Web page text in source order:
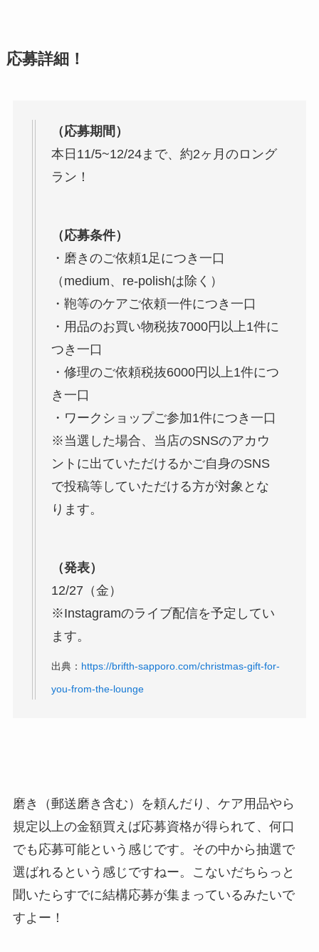
応募詳細！
（応募期間）
本日11/5~12/24まで、約2ヶ月のロング
ラン！
（応募条件）
・磨きのご依頼1足につき一口
（medium、re-polishは除く）
・鞄等のケアご依頼一件につき一口
・用品のお買い物税抜7000円以上1件に
つき一口
・修理のご依頼税抜6000円以上1件につ
き一口
・ワークショップご参加1件につき一口
※当選した場合、当店のSNSのアカウ
ントに出ていただけるかご自身のSNS
で投稿等していただける方が対象とな
ります。
（発表）
12/27（金）
※Instagramのライブ配信を予定してい
ます。
出典： https://brifth-sapporo.com/christmas-gift-for-
you-from-the-lounge
磨き（郵送磨き含む）を頼んだり、ケア用品やら
規定以上の金額買えば応募資格が得られて、何口
でも応募可能という感じです。その中から抽選で
選ばれるという感じですねー。こないだちらっと
聞いたらすでに結構応募が集まっているみたいで
すよー！